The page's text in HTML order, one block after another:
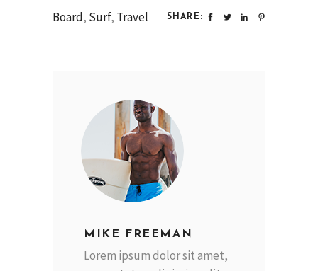
Board, Surf, Travel SHARE:
MIKE FREEMAN
Lorem ipsum dolor sit amet,